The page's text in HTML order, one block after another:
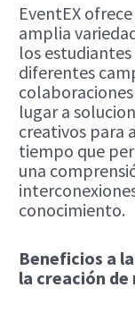
EventEX
amplia
los
diferentes
lugar a
creativos para
tiempo que
una
conocimiento.
Beneficios a
la creación de